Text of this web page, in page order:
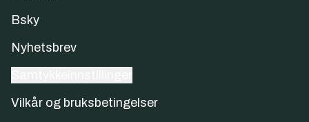
Bsky
Nyhetsbrev
Vilkår og bruksbetingelser